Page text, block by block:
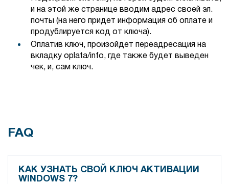
и на этой же странице вводим адрес своей эл.
почты (на него придет информация об оплате и
продублируется код от ключа).
Оплатив ключ, произойдет переадресация на
вкладку oplata/info, где также будет выведен
чек, и, сам ключ.
FAQ
КАК УЗНАТЬ СВОЙ КЛЮЧ АКТИВАЦИИ
WINDOWS 7?